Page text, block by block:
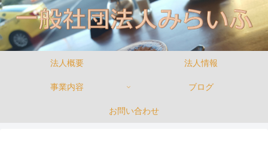
法人概要 法人情報
事業内容 ブログ
お問い合わせ